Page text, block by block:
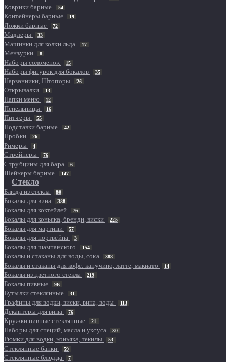
Коврики барные 54
Контейнеры барные 19
Ложки барные 72
Мадлеры 33
Машинки для колки льда 17
Мензурки 8
Наборы соломенок 15
Наборы фигурок для бокалов 35
Нарзанники, Штопоры 26
Открывалки 13
Папки меню 12
Пепельницы 16
Питчеры 55
Подставки барные 42
Пробки 26
Римеры 4
Стрейнеры 76
Струбцины для бара 6
Шейкеры барные 147
Стекло
Блюда из стекла 80
Бокалы для вина 388
Бокалы для коктейлей 76
Бокалы для коньяка, бренди, виски 225
Бокалы для мартини 57
Бокалы для портвейна 3
Бокалы для шампанского 154
Бокалы и стаканы для воды, сока 388
Бокалы и стаканы для кофе: капучино, латте, макиато 14
Бокалы из цветного стекла 219
Бокалы пивные 96
Бутылки стеклянные 31
Графины для водки, виски, вина, воды 113
Декантеры для вина 76
Кружки пивные стеклянные 21
Наборы для специй, масла и уксуса 30
Рюмки для водки, коньяка, текилы 53
Стеклянные банки 59
Стеклянные блюдца 7